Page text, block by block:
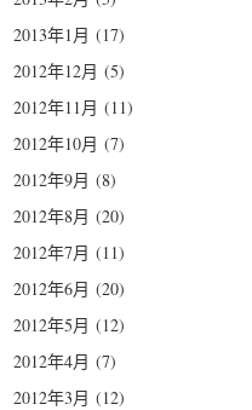
2013年1月 (17)
2012年12月 (5)
2012年11月 (11)
2012年10月 (7)
2012年9月 (8)
2012年8月 (20)
2012年7月 (11)
2012年6月 (20)
2012年5月 (12)
2012年4月 (7)
2012年3月 (12)